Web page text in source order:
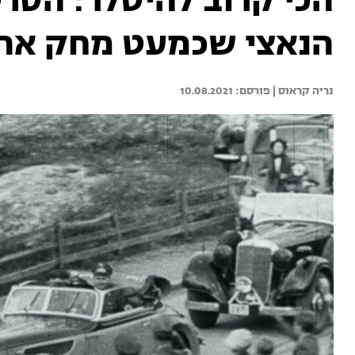
הנאצי שכמעט מחק
נריה קראוס | 10.08.2021